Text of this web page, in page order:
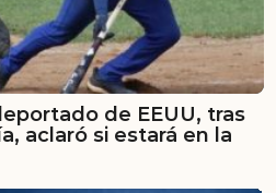
de EEUU, tras
aclaró si estará en la